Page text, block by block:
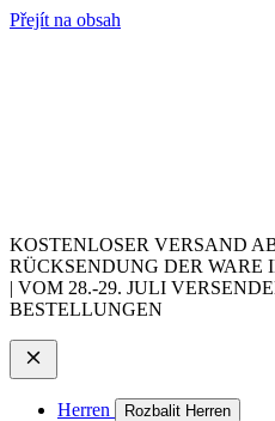
Přejít na obsah
KOSTENLOSER VERSAND
RÜCKSENDUNG DER WARE
| VOM 28.-29. JULI
BESTELLUNGEN
Herren Rozbalit Herren